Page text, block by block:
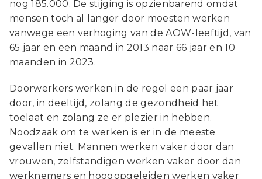
nog 185.000. De stijging is opzienbarend omdat
mensen toch al langer door moesten werken
vanwege een verhoging van de AOW-leeftijd, van
65 jaar en een maand in 2013 naar 66 jaar en 10
maanden in 2023.
Doorwerkers werken in de regel een paar jaar
door, in deeltijd, zolang de gezondheid het
toelaat en zolang ze er plezier in hebben.
Noodzaak om te werken is er in de meeste
gevallen niet. Mannen werken vaker door dan
vrouwen, zelfstandigen werken vaker door dan
werknemers en hoogopgeleiden werken vaker